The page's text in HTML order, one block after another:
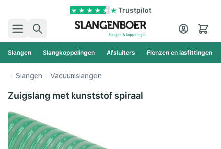
Trustpilot
Zoek
Cart
Slangen Slangkoppelingen Afsluiters Flenzen en lasfittingen
Slangen Vacuumslangen
Zuigslang met kunststof spiraal